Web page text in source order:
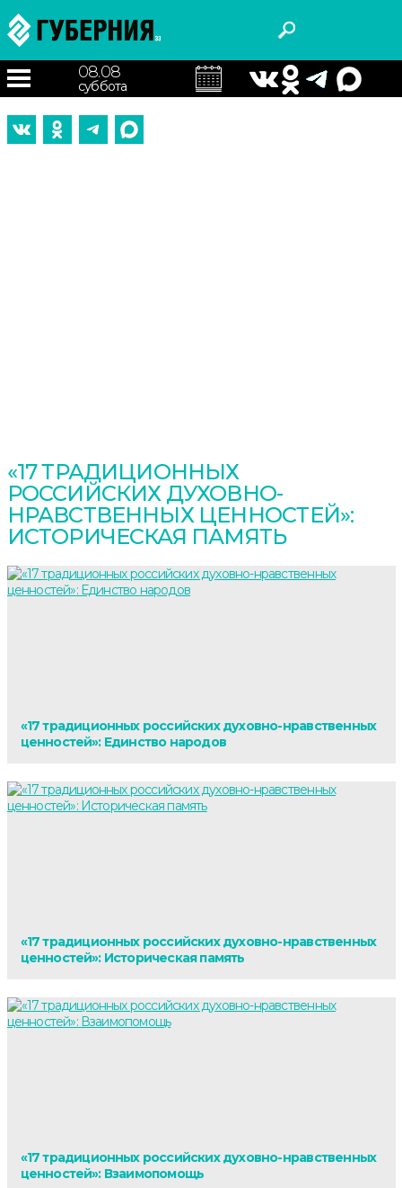
08.08
суббота
«17 ТРАДИЦИОННЫХ
РОССИЙСКИХ ДУХОВНО-
НРАВСТВЕННЫХ ЦЕННОСТЕЙ»:
ИСТОРИЧЕСКАЯ ПАМЯТЬ
«17 традиционных российских духовно-нравственных
ценностей»: Единство народов
«17 традиционных российских духовно-нравственных
ценностей»: Историческая память
«17 традиционных российских духовно-нравственных
ценностей»: Взаимопомощь